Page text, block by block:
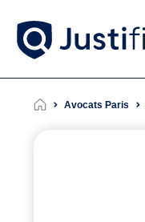
Avocats Paris